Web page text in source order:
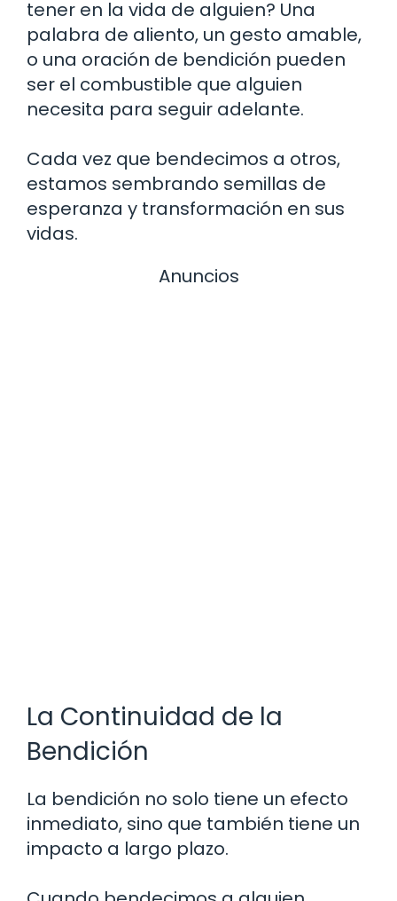
tener en la vida de alguien? Una
palabra de aliento, un gesto amable,
o una oración de bendición pueden
ser el combustible que alguien
necesita para seguir adelante.
Cada vez que bendecimos a otros,
estamos sembrando semillas de
esperanza y transformación en sus
vidas.
Anuncios
La Continuidad de la
Bendición
La bendición no solo tiene un efecto
inmediato, sino que también tiene un
impacto a largo plazo.